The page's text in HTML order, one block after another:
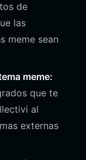
de
las
meme sean
meme:
que te
al
externas